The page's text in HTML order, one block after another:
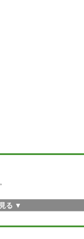
押して下さい。
メニューの「EXCEL終
る ▼